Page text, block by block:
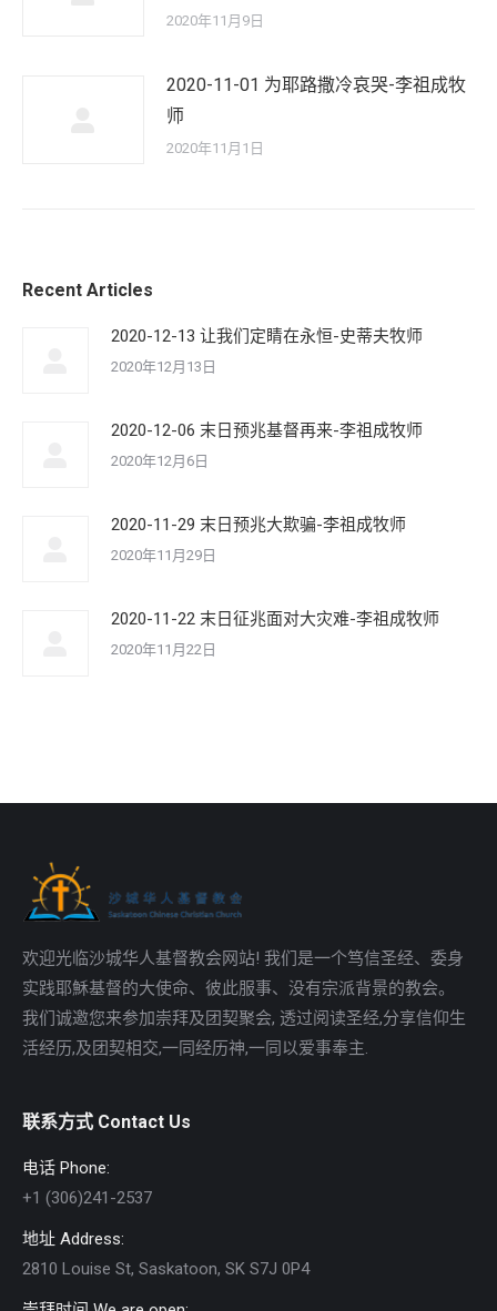
2020年11月9日
2020-11-01 为耶路撒冷哀哭-李祖成牧
师
2020年11月1日
Recent Articles
2020-12-13 让我们定睛在永恒-史蒂夫牧师
2020年12月13日
2020-12-06 末日预兆基督再来-李祖成牧师
2020年12月6日
2020-11-29 末日预兆大欺骗-李祖成牧师
2020年11月29日
2020-11-22 末日征兆面对大灾难-李祖成牧师
2020年11月22日
欢迎光临沙城华人基督教会网站! 我们是一个笃信圣经、委身
实践耶穌基督的大使命、彼此服事、没有宗派背景的教会。
我们诚邀您来参加崇拜及团契聚会, 透过阅读圣经,分享信仰生
活经历,及团契相交,一同经历神,一同以爱事奉主.
联系方式 Contact Us
电话 Phone:
+1 (306)241-2537
地址 Address:
2810 Louise St, Saskatoon, SK S7J 0P4